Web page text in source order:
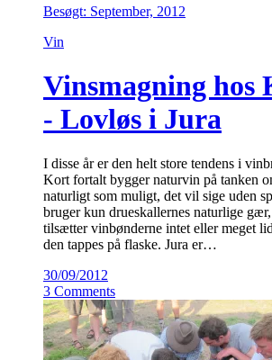
Besøgt: September, 2012
Vin
Vinsmagning hos
- Lovløs i Jura
I disse år er den helt store tendens i
Kort fortalt bygger naturvin på tanken
naturligt som muligt, det vil sige uden
bruger kun drueskallernes naturlige
tilsætter vinbønderne intet eller meget
den tappes på flaske. Jura er…
30/09/2012
3 Comments